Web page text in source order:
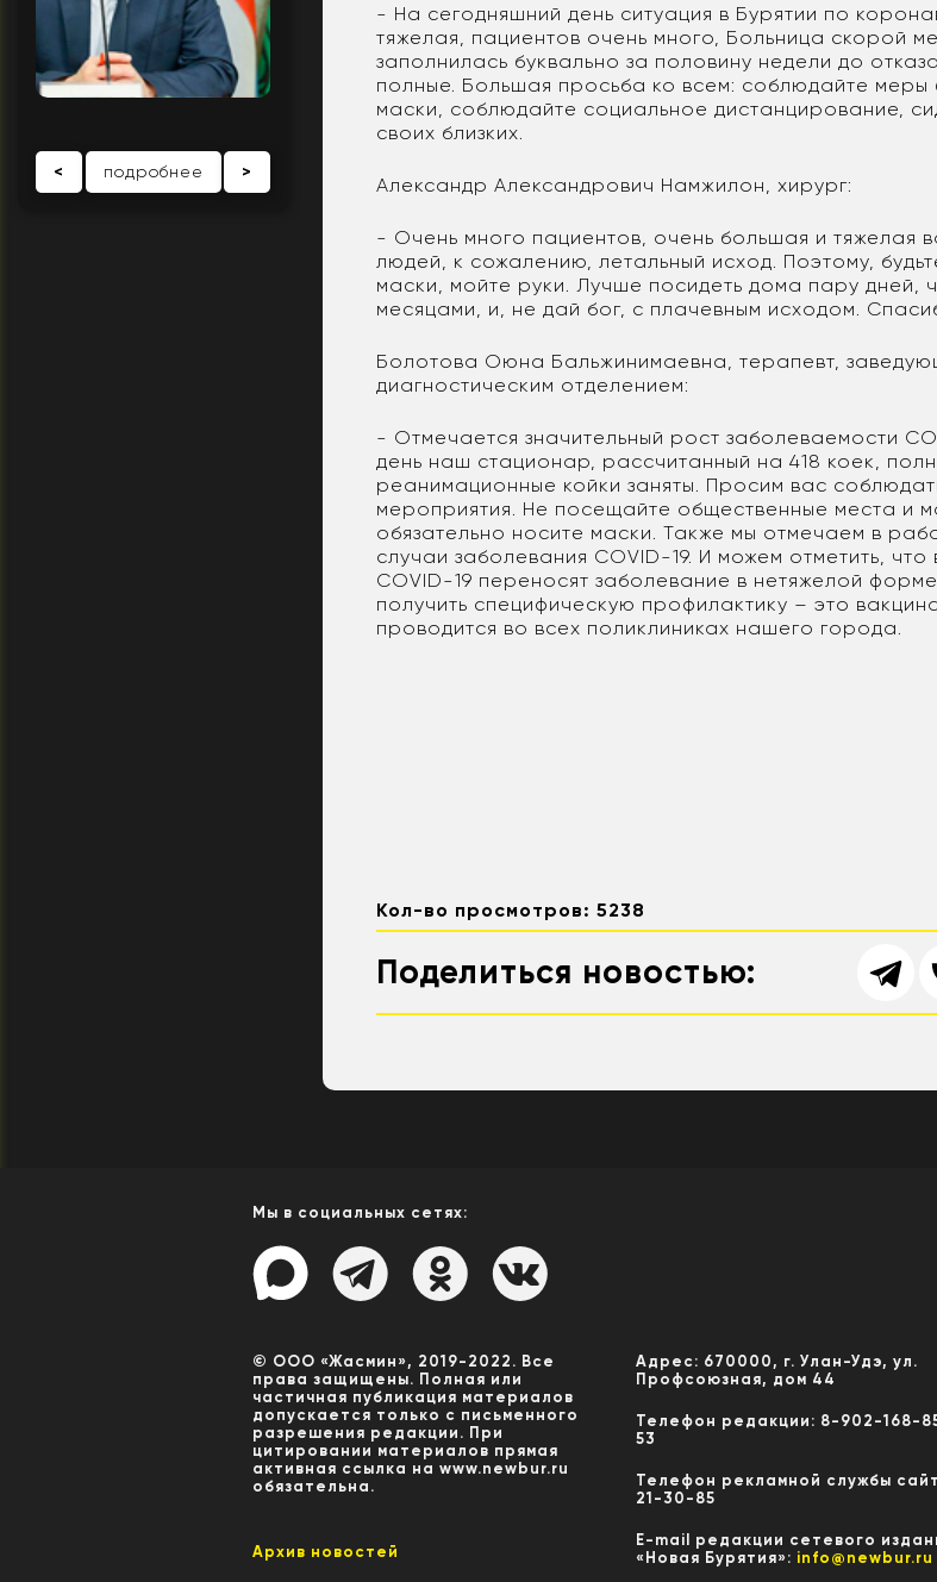
< подробнее >
- На сегодняшний день ситуация в Бурятии по
тяжелая, пациентов очень много, Больница скорой
заполнилась буквально за половину недели до
полные. Большая просьба ко всем: соблюдайте меры
маски, соблюдайте социальное дистанцирование,
своих близких.
Александр Александрович Намжилон, хирург:
- Очень много пациентов, очень большая и тяжелая
людей, к сожалению, летальный исход. Поэтому,
маски, мойте руки. Лучше посидеть дома пару дней,
месяцами, и, не дай бог, с плачевным исходом.
Болотова Оюна Бальжинимаевна, терапевт,
диагностическим отделением:
- Отмечается значительный рост заболеваемости
день наш стационар, рассчитанный на 418 коек,
реанимационные койки заняты. Просим вас
мероприятия. Не посещайте общественные места и
обязательно носите маски. Также мы отмечаем в
случаи заболевания COVID-19. И можем отметить,
COVID-19 переносят заболевание в нетяжелой
получить специфическую профилактику – это
проводится во всех поликлиниках нашего города.
Кол-во просмотров: 5238
Поделиться новостью:
Мы в социальных сетях:
© ООО «Жасмин», 2019-2022. Все
права защищены. Полная или
частичная публикация материалов
допускается только с письменного
разрешения редакции. При
цитировании материалов прямая
активная ссылка на www.newbur.ru
обязательна.
Архив новостей
Адрес: 670000, г. Улан-Удэ, ул.
Профсоюзная, дом 44
Телефон редакции: 8-902-168-
53
Телефон рекламной службы
21-30-85
E-mail редакции сетевого
«Новая Бурятия»: info@newbur.ru